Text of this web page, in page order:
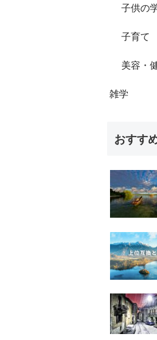
子供の
子育て
美容・
雑学
おすす